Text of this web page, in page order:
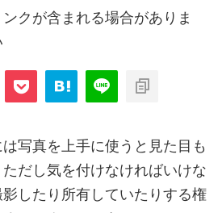
クが含まれる場合がありま
public_html/blog/wp-
sns-count-
写真を上手に使うと見た目も
だし気を付けなければいけな
したり所有していたりする権